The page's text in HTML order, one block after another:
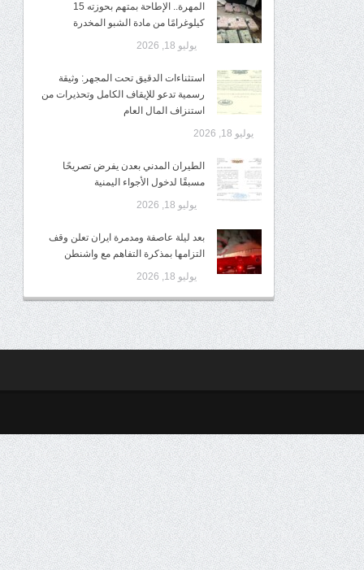
المهرة.. الإطاحة بمتهم بحوزته 15
كيلوغرامًا من مادة الشبو المخدرة
يوليو 18, 2026
استثناءات الدقيق تحت المجهر: وثيقة
رسمية تدعو للإيقاف الكامل وتحذيرات من
استنزاف المال العام
يوليو 18, 2026
الطيران المدني بعدن يفرض تصريحًا
مسبقًا لدخول الأجواء اليمنية
يوليو 18, 2026
بعد ليلة عاصفة ومدمرة ايران تعلن وقف
التزامها بمذكرة التفاهم مع واشنطن
يوليو 18, 2026